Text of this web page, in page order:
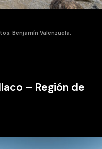
Benjamín Valenzuela.
– Región de